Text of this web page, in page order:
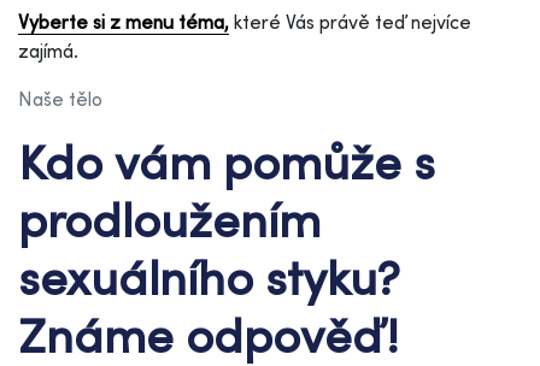
Vyberte si z menu téma, které Vás právě teď nejvíce
zajímá.
Naše tělo
Kdo vám pomůže s
prodloužením
sexuálního styku?
Známe odpověď!